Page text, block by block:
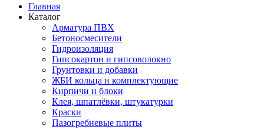
Главная
Каталог
Арматура ПВХ
Бетоносмесители
Гидроизоляция
Гипсокартон и гипсоволокно
Грунтовки и добавки
ЖБИ кольца и комплектующие
Кирпичи и блоки
Клея, шпатлёвки, штукатурки
Краски
Пазогребневые плиты